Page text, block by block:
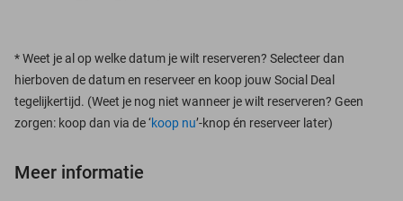
*Weet je al op welke datum je wilt reserveren? Selecteer dan
hierboven de datum en reserveer en koop jouw Social Deal
tegelijkertijd. (Weet je nog niet wanneer je wilt reserveren? Geen
zorgen: koop dan via de ‘koop nu’-knop én reserveer later)
Meer informatie